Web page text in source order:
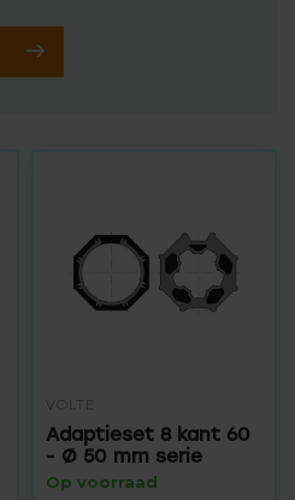
VOLTE
Adaptieset 8 kant 60
- Ø 50 mm serie
Op voorraad